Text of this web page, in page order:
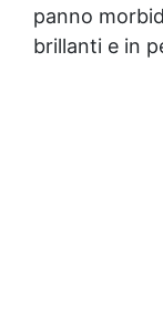
panno
brillanti e in